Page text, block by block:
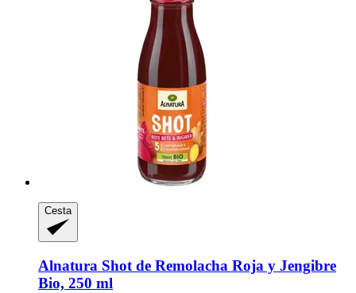
Cesta
Alnatura Shot de Remolacha Roja y Jengibre
Bio, 250 ml